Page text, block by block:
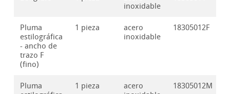
inoxidable
Pluma
estilográfica
- ancho de
trazo F
(fino)
1 pieza
acero
inoxidable
18305012F
Pluma
1 pieza
acero
18305012M